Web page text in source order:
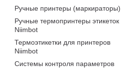
Ручные принтеры (маркираторы)
Ручные термопринтеры этикеток
Niimbot
Термоэтикетки для принтеров
Niimbot
Системы контроля параметров